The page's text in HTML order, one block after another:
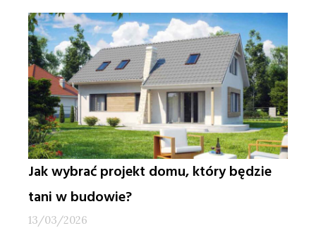
JPK
z
i
Jak wybrać projekt domu, który będzie
tani w budowie?
13/03/2026